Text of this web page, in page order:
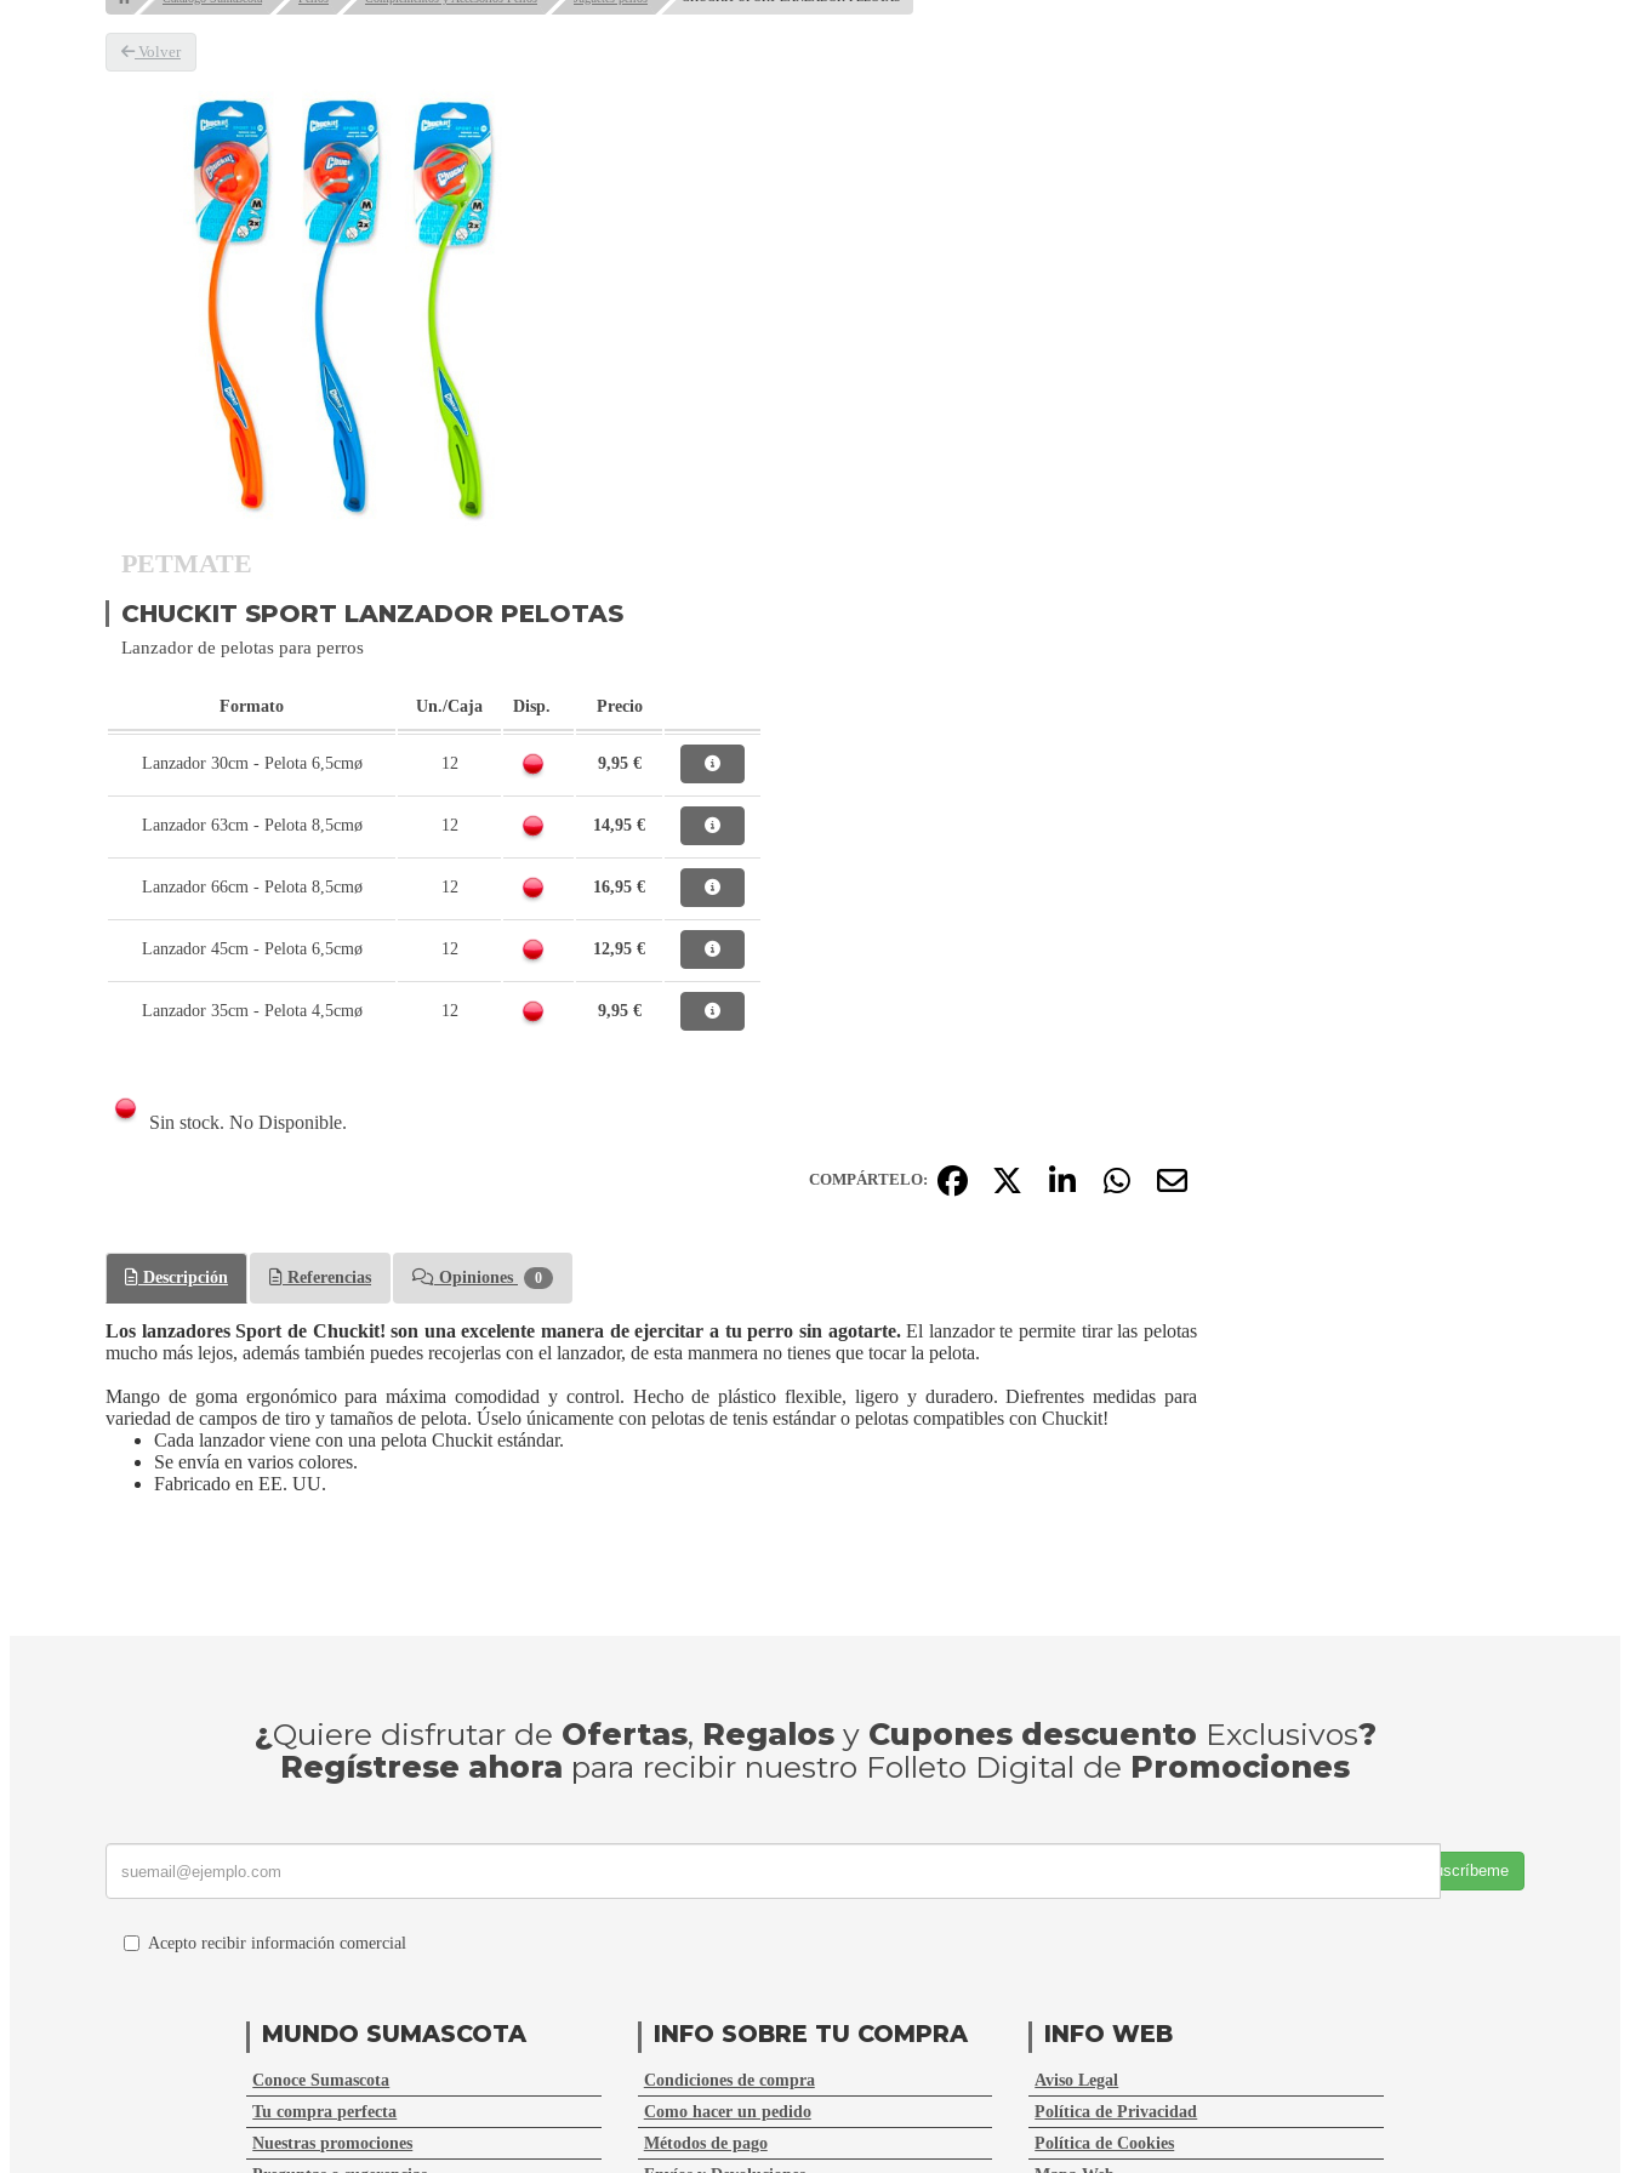
Volver
PETMATE
CHUCKIT SPORT LANZADOR PELOTAS
Lanzador de pelotas para perros
Formato Un./Caja Disp. Precio
Lanzador 30cm - Pelota 6,5cmø 12 9,95 €
Lanzador 63cm - Pelota 8,5cmø 12 14,95 €
Lanzador 66cm - Pelota 8,5cmø 12 16,95 €
Lanzador 45cm - Pelota 6,5cmø 12 12,95 €
Lanzador 35cm - Pelota 4,5cmø 12 9,95 €
Sin stock. No Disponible.
COMPÁRTELO:
Descripción Referencias Opiniones 0
Los lanzadores Sport de Chuckit! son una excelente manera de ejercitar a tu perro sin agotarte.El lanzador te permite tirar las pelotas
mucho más lejos, además también puedes recojerlas con el lanzador, de esta manmera no tienes que tocar la pelota.
Mango de goma ergonómico para máxima comodidad y control. Hecho de plástico flexible, ligero y duradero. Diefrentes medidas para
variedad de campos de tiro y tamaños de pelota. Úselo únicamente con pelotas de tenis estándar o pelotas compatibles con Chuckit!
Cada lanzador viene con una pelota Chuckit estándar.
Se envía en varios colores.
Fabricado en EE. UU.
¿Quiere disfrutar de Ofertas, Regalosy Cupones descuento Exclusivos?
Regístrese ahora para recibir nuestro Folleto Digital de Promociones
Suscríbeme
Acepto recibir información comercial
MUNDO SUMASCOTA
Conoce Sumascota
Tu compra perfecta
Nuestras promociones
INFO SOBRE TU COMPRA
Condiciones de compra
Como hacer un pedido
Métodos de pago
INFO WEB
Aviso Legal
Política de Privacidad
Política de Cookies